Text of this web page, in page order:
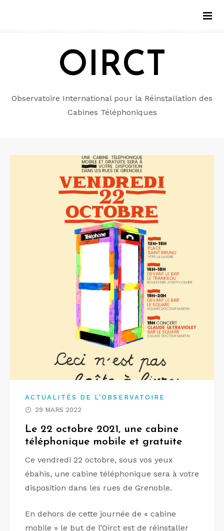
contenu
OIRCT
Observatoire International pour la Réinstallation des
Cabines Téléphoniques
ACTUALITÉS DE L'OBSERVATOIRE
29 MARS 2022
Le 22 octobre 2021, une cabine
téléphonique mobile et gratuite
Ce vendredi 22 octobre, sous vos yeux
ébahis, une cabine téléphonique sera à votre
disposition dans les rues de Grenoble.
En dehors de cette journée de « cabine
mobile » le but de l’Oirct est de réinstaller